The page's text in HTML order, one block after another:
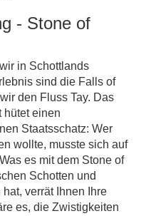
- Stone of
in Schottlands
sind die Falls of
den Fluss Tay. Das
hütet einen
Staatsschatz: Wer
wollte, musste sich auf
es mit dem Stone of
Schotten und
verrät Ihnen Ihre
es, die Zwistigkeiten